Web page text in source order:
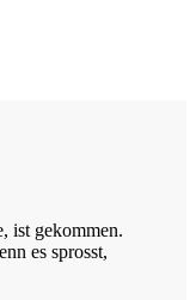
ist gekommen.
es sprosst,